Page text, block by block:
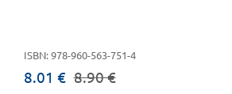
ISBN: 978-960-563-751-4
8.01 € 8.90 €